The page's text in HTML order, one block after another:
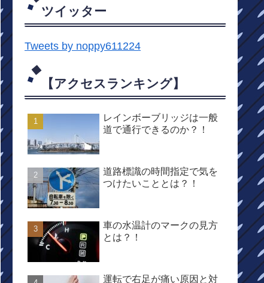
ツイッター
Tweets by noppy611224
【アクセスランキング】
レインボーブリッジは一般
道で通行できるのか？！
道路標識の時間指定で気を
つけたいこととは？！
車の水温計のマークの見方
とは？！
運転で右足が痛い原因と対